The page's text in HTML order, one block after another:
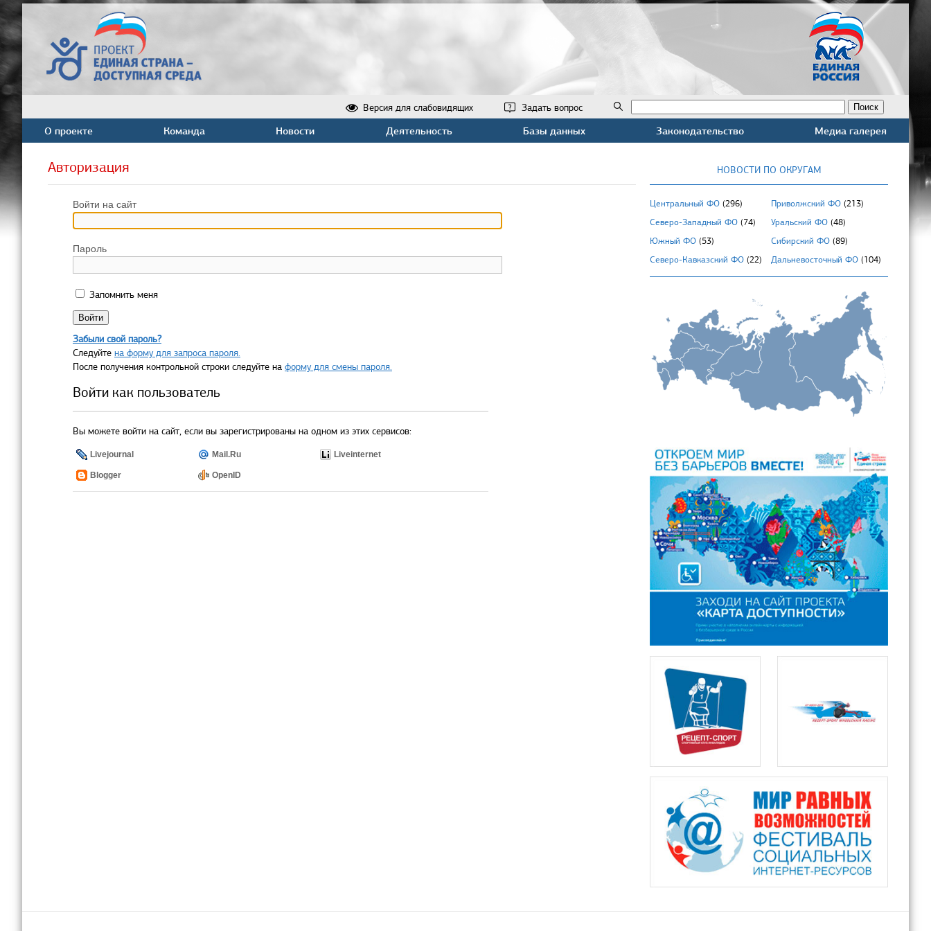
Задать вопрос
Версия для слабовидящих
О проекте Команда Новости Деятельность Базы данных Законодательство Медиа галерея
Авторизация
Войти на сайт
Пароль
Запомнить меня
Забыли свой пароль?
Следуйте на форму для запроса пароля.
После получения контрольной строки следуйте на форму для смены пароля.
Войти как пользователь
Вы можете войти на сайт, если вы зарегистрированы на одном из этих сервисов:
Livejournal Mail.Ru Liveinternet
Blogger OpenID
НОВОСТИ ПО ОКРУГАМ
Центральный ФО (296) Приволжский ФО (213)
Северо-Западный ФО (74) Уральский ФО (48)
Южный ФО (53) Сибирский ФО (89)
Северо-Кавказский ФО (22) Дальневосточный ФО (104)